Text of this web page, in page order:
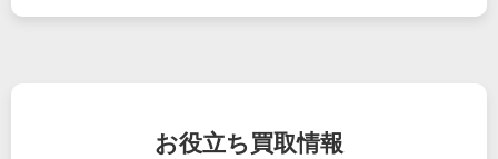
お役立ち 買取情報